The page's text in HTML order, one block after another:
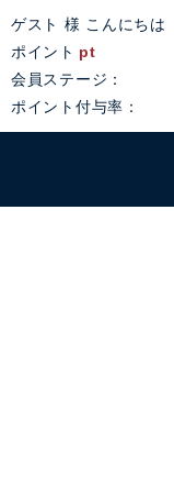
ゲスト 様 こんにちは
ポイント pt
会員ステージ：
ポイント付与率：